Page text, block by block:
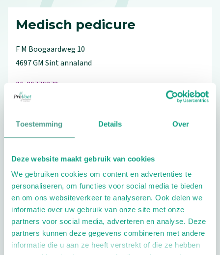
Toestemming Details Over
Deze website maakt gebruik van cookies
We gebruiken cookies om content en advertenties te
personaliseren, om functies voor social media te bieden
en om ons websiteverkeer te analyseren. Ook delen we
informatie over uw gebruik van onze site met onze
partners voor social media, adverteren en analyse. Deze
partners kunnen deze gegevens combineren met andere
informatie die u aan ze heeft verstrekt of die ze hebben
Medisch pedicure
F M Boogaardweg 10
4697 GM Sint annaland
06-20776372
Schrijf ook een review
Extra opties